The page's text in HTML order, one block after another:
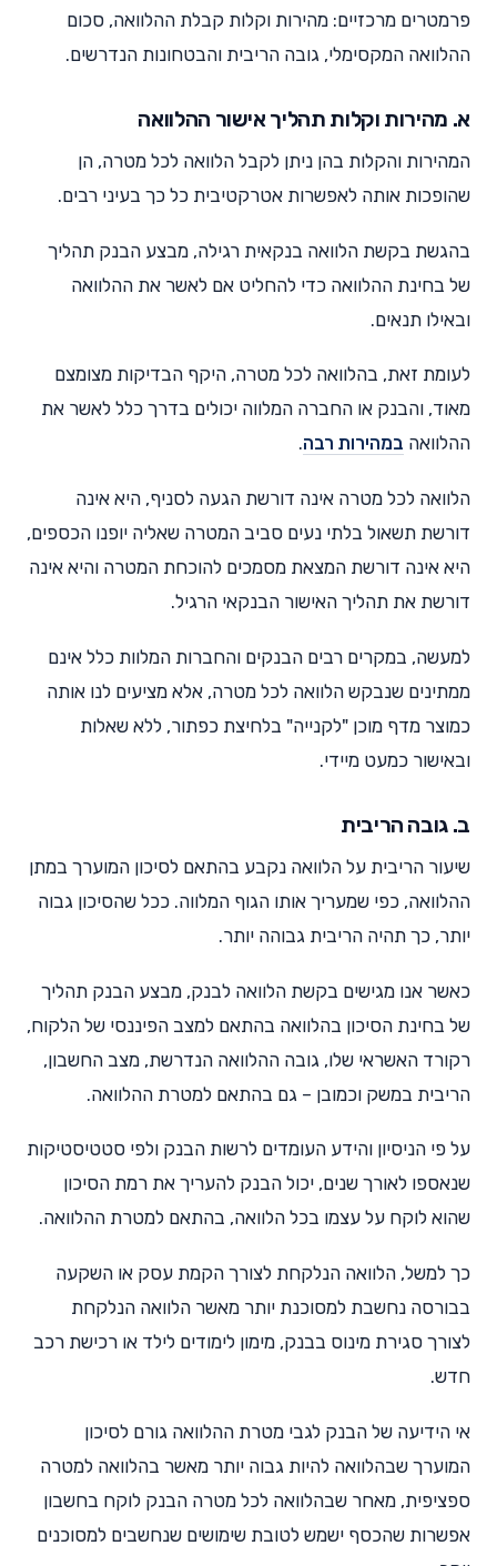
פרמטרים מרכזיים: מהירות וקלות קבלת ההלוואה, סכום
ההלוואה המקסימלי, גובה הריבית והבטחונות הנדרשים.
א. מהירות וקלות תהליך אישור ההלוואה
המהירות והקלות בהן ניתן לקבל הלוואה לכל מטרה, הן
שהופכות אותה לאפשרות אטרקטיבית כל כך בעיני רבים.
בהגשת בקשת הלוואה בנקאית רגילה, מבצע הבנק תהליך
של בחינת ההלוואה כדי להחליט אם לאשר את ההלוואה
ובאילו תנאים.
לעומת זאת, בהלוואה לכל מטרה, היקף הבדיקות מצומצם
מאוד, והבנק או החברה המלווה יכולים בדרך כלל לאשר את
ההלוואה במהירות רבה.
הלוואה לכל מטרה אינה דורשת הגעה לסניף, היא אינה
דורשת תשאול בלתי נעים סביב המטרה שאליה יופנו הכספים,
היא אינה דורשת המצאת מסמכים להוכחת המטרה והיא אינה
דורשת את תהליך האישור הבנקאי הרגיל.
למעשה, במקרים רבים הבנקים והחברות המלוות כלל אינם
ממתינים שנבקש הלוואה לכל מטרה, אלא מציעים לנו אותה
כמוצר מדף מוכן "לקנייה" בלחיצת כפתור, ללא שאלות
ובאישור כמעט מיידי.
ב. גובה הריבית
שיעור הריבית על הלוואה נקבע בהתאם לסיכון המוערך במתן
ההלוואה, כפי שמעריך אותו הגוף המלווה. ככל שהסיכון גבוה
יותר, כך תהיה הריבית גבוהה יותר.
כאשר אנו מגישים בקשת הלוואה לבנק, מבצע הבנק תהליך
של בחינת הסיכון בהלוואה בהתאם למצב הפיננסי של הלקוח,
רקורד האשראי שלו, גובה ההלוואה הנדרשת, מצב החשבון,
הריבית במשק וכמובן – גם בהתאם למטרת ההלוואה.
על פי הניסיון והידע העומדים לרשות הבנק ולפי סטטיסטיקות
שנאספו לאורך שנים, יכול הבנק להעריך את רמת הסיכון
שהוא לוקח על עצמו בכל הלוואה, בהתאם למטרת ההלוואה.
כך למשל, הלוואה הנלקחת לצורך הקמת עסק או השקעה
בבורסה נחשבת למסוכנת יותר מאשר הלוואה הנלקחת
לצורך סגירת מינוס בבנק, מימון לימודים לילד או רכישת רכב
חדש.
אי הידיעה של הבנק לגבי מטרת ההלוואה גורם לסיכון
המוערך שבהלוואה להיות גבוה יותר מאשר בהלוואה למטרה
ספציפית, מאחר שבהלוואה לכל מטרה הבנק לוקח בחשבון
אפשרות שהכסף ישמש לטובת שימושים שנחשבים למסוכנים